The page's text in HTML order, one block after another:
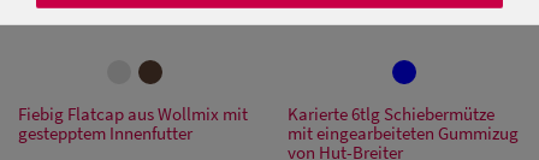
Damen Caps
Fiebig Flatcap aus Wollmix mit
gestepptem Innenfutter
Karierte 6tlg Schiebermütze
mit eingearbeiteten Gummizug
von Hut-Breiter